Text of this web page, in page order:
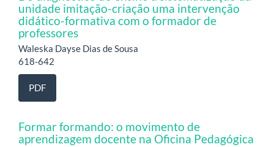
unidade imitação-criação uma intervenção
didático-formativa com o formador de
professores
Waleska Dayse Dias de Sousa
618-642
PDF
Formar formando: o movimento de
aprendizagem docente na Oficina Pedagógica